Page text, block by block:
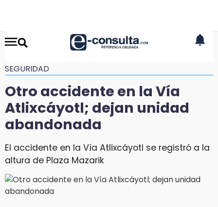
SEGURIDAD
Otro accidente en la Vía
Atlixcáyotl; dejan unidad
abandonada
El accidente en la Vía Atlixcáyotl se registró a la
altura de Plaza Mazarik